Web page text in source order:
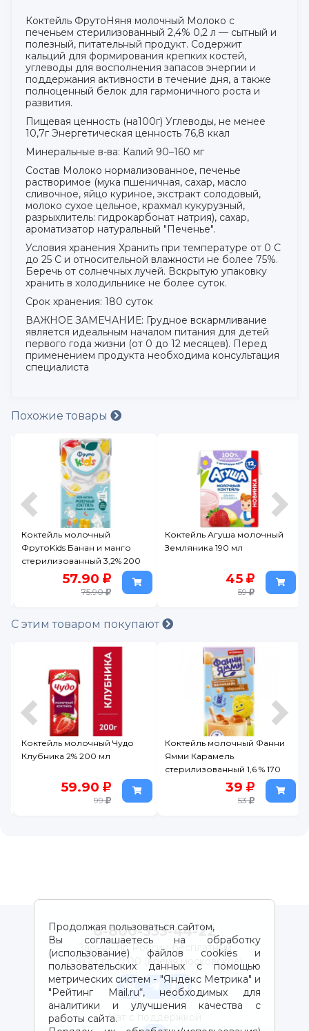
Коктейль ФрутоНяня молочный Молоко с
печеньем стерилизованный 2,4% 0,2 л — сытный и
полезный, питательный продукт. Содержит
кальций для формирования крепких костей,
углеводы для восполнения запасов энергии и
поддержания активности в течение дня, а также
полноценный белок для гармоничного роста и
развития.
Пищевая ценность (на100г) Углеводы, не менее
10,7г Энергетическая ценность 76,8 ккал
Минеральные в-ва: Калий 90–160 мг
Состав Молоко нормализованное, печенье
растворимое (мука пшеничная, сахар, масло
сливочное, яйцо куриное, экстракт солодовый,
молоко сухое цельное, крахмал кукурузный,
разрыхлитель: гидрокарбонат натрия), сахар,
ароматизатор натуральный "Печенье".
Условия хранения Хранить при температуре от 0 С
до 25 С и относительной влажности не более 75%.
Беречь от солнечных лучей. Вскрытую упаковку
хранить в холодильнике не более суток.
Срок хранения: 180 суток
ВАЖНОЕ ЗАМЕЧАНИЕ: Грудное вскармливание
является идеальным началом питания для детей
первого года жизни (от 0 до 12 месяцев). Перед
применением продукта необходима консультация
специалиста
Похожие товары
Коктейль молочный
ФрутоKids Банан и манго
стерилизованный 3,2% 200
57.90
75.90
Коктейль Агуша молочный
Земляника 190 мл
45
59
С этим товаром покупают
Коктейль молочный Чудо
Клубника 2% 200 мл
59.90
99
Коктейль молочный Фанни
Ямми Карамель
стерилизованный 1,6 % 170
39
53
Продолжая пользоваться сайтом,
Вы соглашаетесь на обработку
(использование) файлов cookies и
пользовательских данных с помощью
метрических систем - "Яндекс Метрика" и
"Рейтинг Mail.ru“, необходимых для
аналитики и улучшения качества с
работы сайта.
8-800-333-44-22
Звонок по России бесплатный
с 9:00 до 21:00 (время московское)
Чат с поддержкой